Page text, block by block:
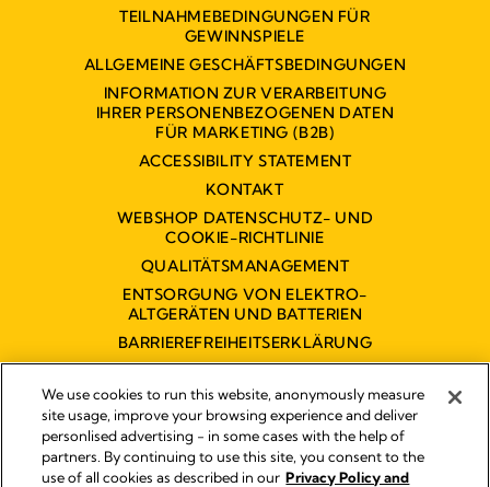
TEILNAHMEBEDINGUNGEN FÜR
GEWINNSPIELE
ALLGEMEINE GESCHÄFTSBEDINGUNGEN
INFORMATION ZUR VERARBEITUNG
IHRER PERSONENBEZOGENEN DATEN
FÜR MARKETING (B2B)
ACCESSIBILITY STATEMENT
KONTAKT
WEBSHOP DATENSCHUTZ- UND
COOKIE-RICHTLINIE
QUALITÄTSMANAGEMENT
ENTSORGUNG VON ELEKTRO-
ALTGERÄTEN UND BATTERIEN
BARRIEREFREIHEITSERKLÄRUNG
Impressum
We use cookies to run this website, anonymously measure
site usage, improve your browsing experience and deliver
personlised advertising - in some cases with the help of
partners. By continuing to use this site, you consent to the
use of all cookies as described in our Privacy Policy and